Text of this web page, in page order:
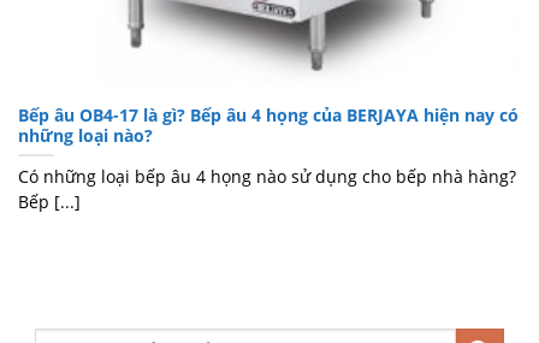
Bếp âu OB4-17 là gì? Bếp âu 4 họng của BERJAYA hiện nay có
những loại nào?
Có những loại bếp âu 4 họng nào sử dụng cho bếp nhà hàng?
Bếp [...]